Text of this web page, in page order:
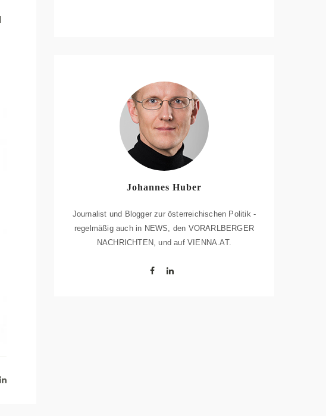
Johannes Huber
Journalist und Blogger zur österreichischen Politik -
regelmäßig auch in NEWS, den VORARLBERGER
NACHRICHTEN, und auf VIENNA.AT.